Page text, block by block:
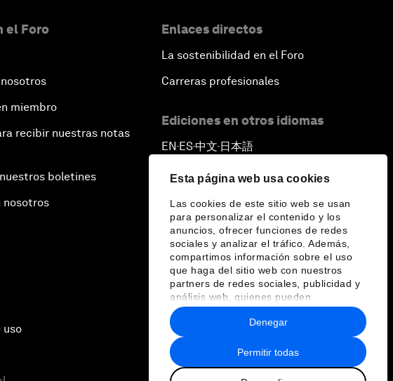
Esta página web usa cookies
Las cookies de este sitio web se usan
para personalizar el contenido y los
anuncios, ofrecer funciones de redes
sociales y analizar el tráfico. Además,
compartimos información sobre el uso
que haga del sitio web con nuestros
partners de redes sociales, publicidad y
análisis web, quienes pueden
combinarla con otra información que les
haya proporcionado o que hayan
recopilado a partir del uso que haya
hecho de sus servicios.
Permitir todas
Denegar
el Foro
miembro
recibir nuestras notas
boletines
nosotros
Enlaces directos
La sostenibilidad en el Foro
Carreras profesionales
Ediciones en otros idiomas
EN ▪ES▪中文▪ 日本語
uso